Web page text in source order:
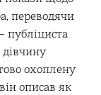
переводячи
публіциста
охоплену
описав як